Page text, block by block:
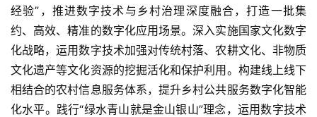
经验”，推进数字技术与乡村治理深度融合，打造一批集
约、高效、精准的数字化应用场景。深入实施国家文化数字
化战略，运用数字技术加强对传统村落、农耕文化、非物质
文化遗产等文化资源的挖掘活化和保护利用。构建线上线下
相结合的农村信息服务体系，提升乡村公共服务数字化智能
化水平。践行“绿水青山就是金山银山”理念，运用数字技术